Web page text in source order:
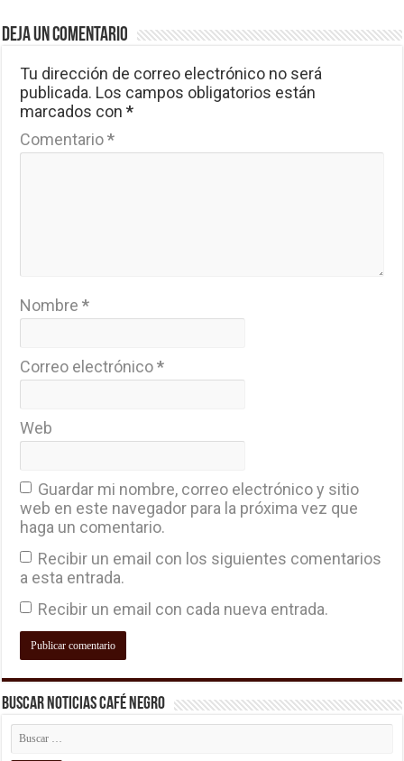
Deja un comentario
Tu dirección de correo electrónico no será
publicada. Los campos obligatorios están
marcados con*
Comentario*
Nombre*
Correo electrónico*
Web
Guardar mi nombre, correo electrónico y sitio
web en este navegador para la próxima vez que
haga un comentario.
Recibir un email con los siguientes comentarios
a esta entrada.
Recibir un email con cada nueva entrada.
Buscar Noticias Café Negro